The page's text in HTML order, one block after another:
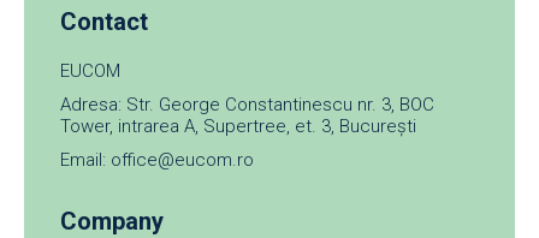
Contact
EUCOM
Adresa: Str. George Constantinescu nr. 3, BOC
Tower, intrarea A, Supertree, et. 3, București
Email: office@eucom.ro
Company